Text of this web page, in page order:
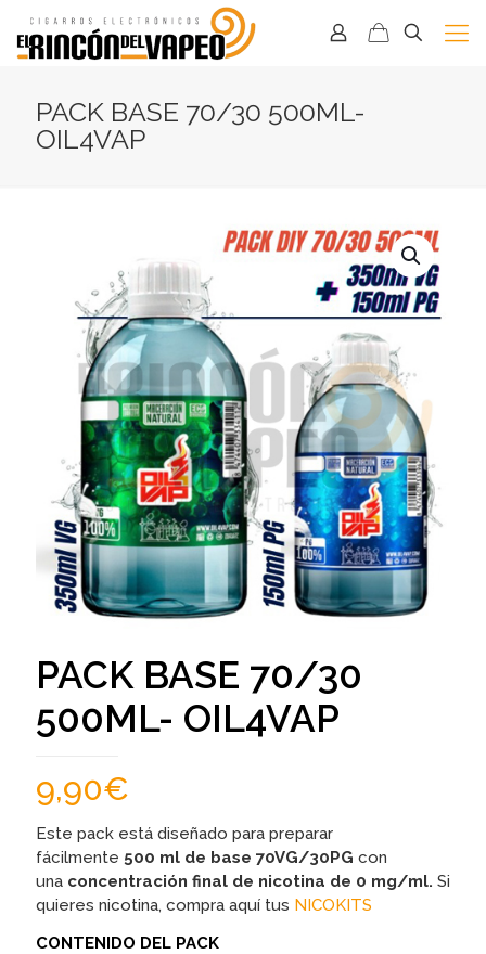
PACK BASE 70/30 500ML-
OIL4VAP
PACK BASE 70/30
500ML- OIL4VAP
9,90€
Este pack está diseñado para preparar
fácilmente 500 ml de base 70VG/30PG con
una concentración final de nicotina de 0 mg/ml. Si
quieres nicotina, compra aquí tus NICOKITS
CONTENIDO DEL PACK